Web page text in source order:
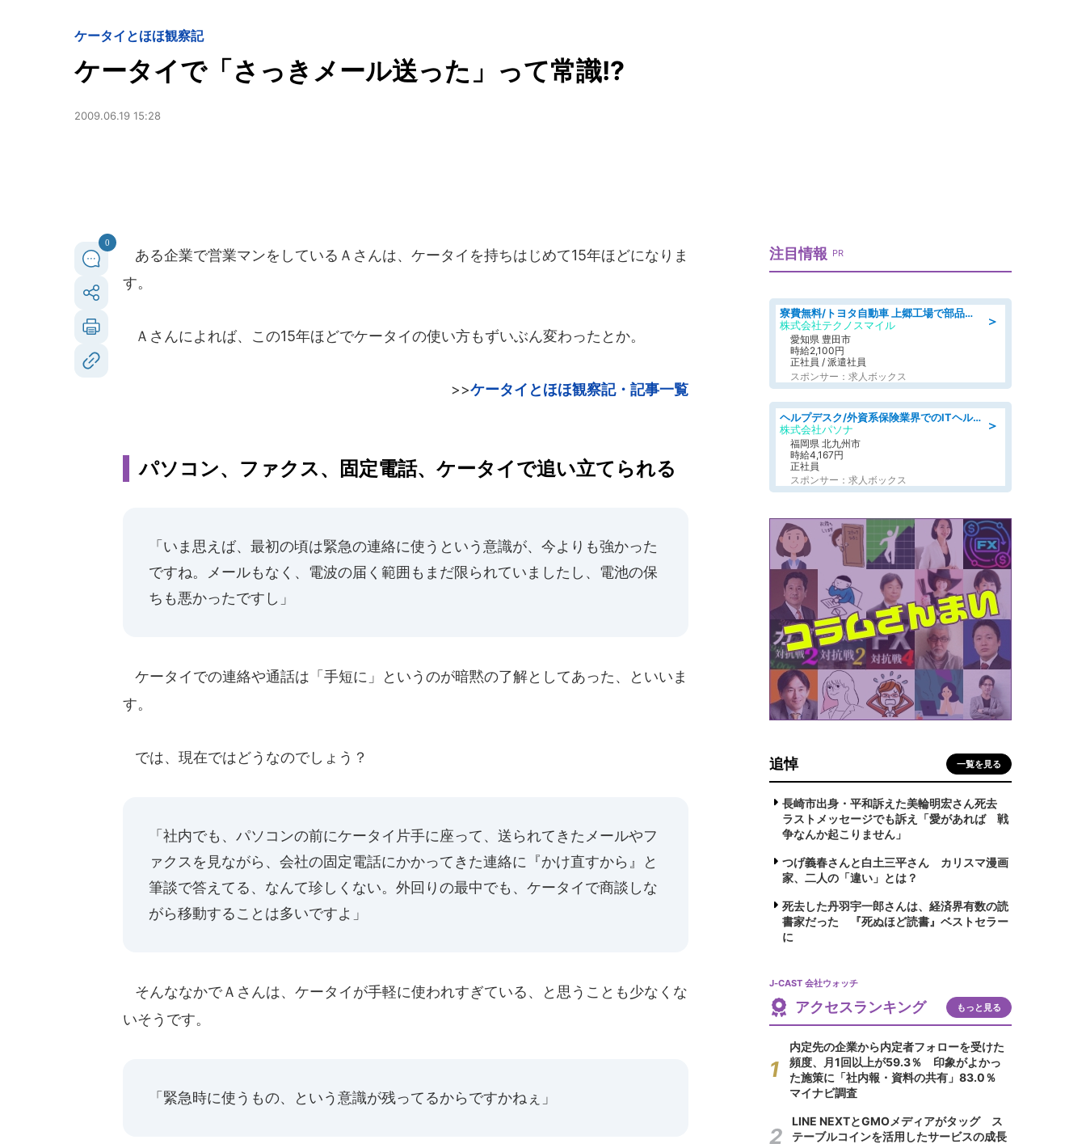
ケータイとほほ観察記
ケータイで「さっきメール送った」って常識!?
2009.06.19 15:28
0
ある企業で営業マンをしているＡさんは、ケータイを持ちはじめて15年ほどになりま
す。
Ａさんによれば、この15年ほどでケータイの使い方もずいぶん変わったとか。
>>ケータイとほほ観察記・記事一覧
パソコン、ファクス、固定電話、ケータイで追い立てられる
「いま思えば、最初の頃は緊急の連絡に使うという意識が、今よりも強かった
ですね。メールもなく、電波の届く範囲もまだ限られていましたし、電池の保
ちも悪かったですし」
ケータイでの連絡や通話は「手短に」というのが暗黙の了解としてあった、といいま
す。
では、現在ではどうなのでしょう？
「社内でも、パソコンの前にケータイ片手に座って、送られてきたメールやフ
ァクスを見ながら、会社の固定電話にかかってきた連絡に『かけ直すから』と
筆談で答えてる、なんて珍しくない。外回りの最中でも、ケータイで商談しな
がら移動することは多いですよ」
そんななかでＡさんは、ケータイが手軽に使われすぎている、と思うことも少なくな
いそうです。
「緊急時に使うもの、という意識が残ってるからですかねぇ」
注目情報 PR
＞
寮費無料/トヨタ自動車 上郷工場で部品の組立製造/tutumi
株式会社テクノスマイル
愛知県 豊田市
時給2,100円
正社員 / 派遣社員
スポンサー：求人ボックス
＞
ヘルプデスク/外資系保険業界でのITヘルプデスク業務/駅近/即日勤務可/ヘルプデスク
株式会社パソナ
福岡県 北九州市
時給4,167円
正社員
スポンサー：求人ボックス
追悼 一覧を見る
長崎市出身・平和訴えた美輪明宏さん死去
ラストメッセージでも訴え「愛があれば 戦
争なんか起こりません」
つげ義春さんと白土三平さん カリスマ漫画
家、二人の「違い」とは？
死去した丹羽宇一郎さんは、経済界有数の読
書家だった 『死ぬほど読書』ベストセラー
に
J-CAST 会社ウォッチ
アクセスランキング もっと見る
内定先の企業から内定者フォローを受けた
頻度、月1回以上が59.3％ 印象がよかっ
た施策に「社内報・資料の共有」83.0％
マイナビ調査
LINE NEXTとGMOメディアがタッグ ス
テーブルコインを活用したサービスの成長